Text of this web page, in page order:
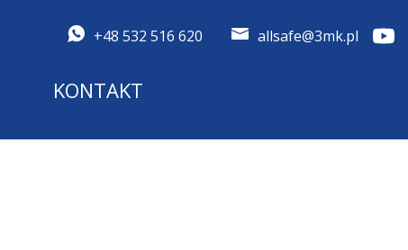
KONTAKT
+48 532 516 620 allsafe@3mk.pl